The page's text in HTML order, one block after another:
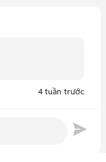
4 tuần trước